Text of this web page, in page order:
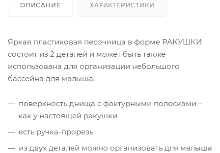
ОПИСАНИЕ ХАРАКТЕРИСТИКИ
Яркая пластиковая песочница в форме РАКУШКИ
состоит из 2 деталей и может быть также
использована для организации небольшого
бассейна для малыша.
поверхность днища с фактурными полосками –
как у настоящей ракушки
есть ручка-прорезь
из двух деталей можно организовать для малыша